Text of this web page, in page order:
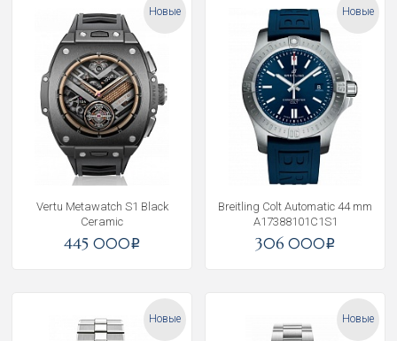
Новые
Vertu Metawatch S1 Black
Ceramic
445 000i
Новые
Breitling Colt Automatic 44 mm
A17388101C1S1
306 000i
Новые Новые